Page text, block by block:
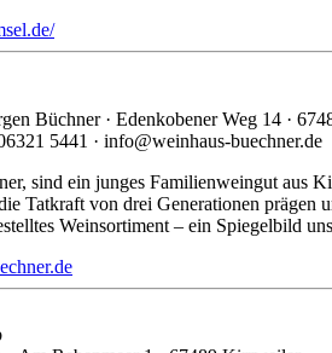
Büchner · Edenkobener Weg 14 ·
5441 · info@weinhaus-buechner.de
sind ein junges Familienweingut aus
Tatkraft von drei Generationen prägen
Weinsortiment – ein Spiegelbild